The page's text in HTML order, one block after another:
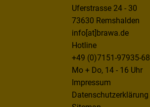
Uferstrasse 24 - 30
73630 Remshalden
info[at]brawa.de
Hotline
+49 (0)7151-97935-68
Mo + Do, 14 - 16 Uhr
Impressum
Datenschutzerklärung